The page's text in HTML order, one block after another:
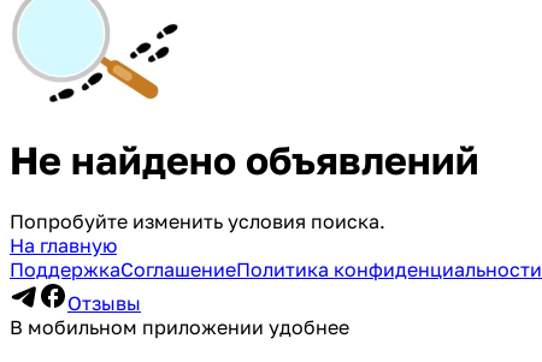
Не найдено объявлений
Попробуйте изменить условия поиска.
На главную
ПоддержкаСоглашениеПолитика конфиденциальности
Отзывы
В мобильном приложении удобнее